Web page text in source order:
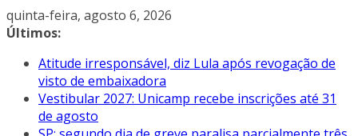
Pular
para
conteúdo
quinta-feira, agosto 6, 2026
Últimos:
Atitude irresponsável, diz Lula após revogação de
visto de embaixadora
Vestibular 2027: Unicamp recebe inscrições até 31
de agosto